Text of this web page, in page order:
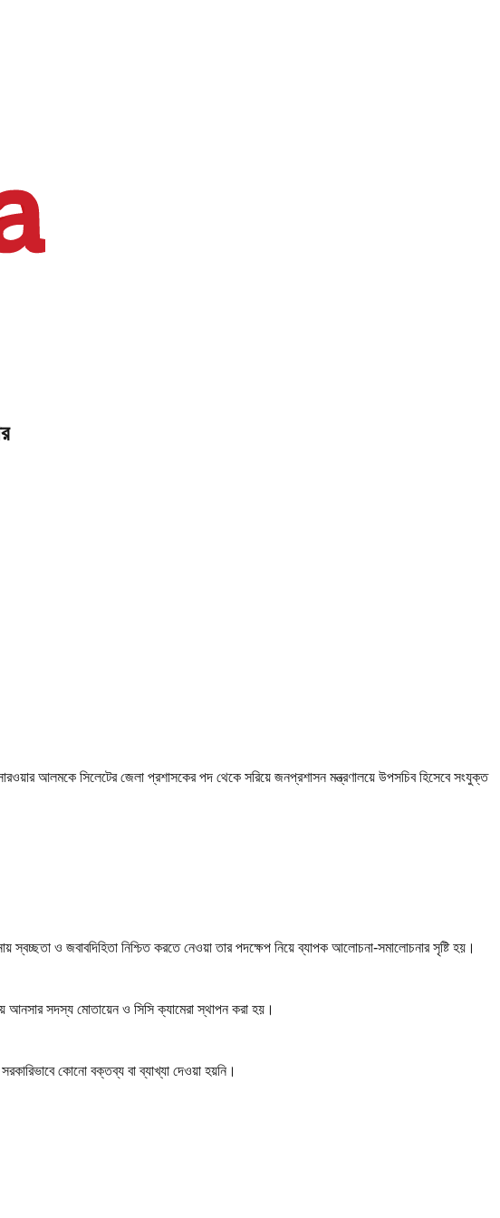
আলমকে সিলেটের জেলা প্রশাসকের পদ থেকে সরিয়ে জনপ্রশাসন মন্ত্রণালয়ে উপসচিব হিসেবে সংযুক্ত
ও জবাবদিহিতা নিশ্চিত করতে নেওয়া তার পদক্ষেপ নিয়ে ব্যাপক আলোচনা-সমালোচনার সৃষ্টি হয়।
আনসার সদস্য মোতায়েন ও সিসি ক্যামেরা স্থাপন করা হয়।
কোনো বক্তব্য বা ব্যাখ্যা দেওয়া হয়নি।